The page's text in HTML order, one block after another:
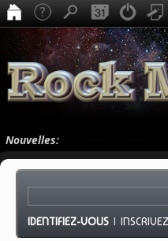
Nouvelles:
IDENTIFIEZ-VOUS |